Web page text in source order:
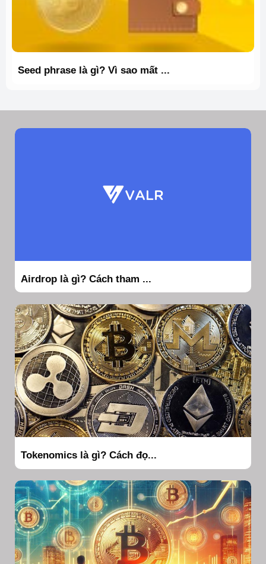
Seed phrase là gì? Vì sao mất ...
Airdrop là gì? Cách tham ...
Tokenomics là gì? Cách đọ...